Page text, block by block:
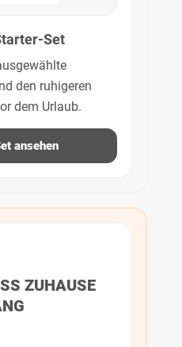
Set
den ruhigeren
dem Urlaub.
ansehen
ZUHAUSE